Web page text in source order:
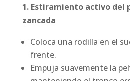
1. Estiramiento activo del
zancada
Coloca una rodilla en el
frente.
Empuja suavemente la